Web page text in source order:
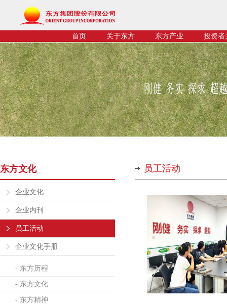
首页 关于东方 东方产业 投资者
东方文化
企业文化
企业内刊
员工活动
企业文化手册
- 东方历程
- 东方文化
- 东方精神
员工活动